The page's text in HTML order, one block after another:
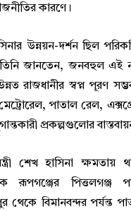
কারণে।
উন্নয়ন-দর্শন ছিল
তিনি জানতেন, জনবহুল এই
রাজধানীর স্বপ্ন পূরণ
পাতাল রেল,
প্রকল্পগুলোর
শেখ হাসিনা ক্ষমতায়
রূপগঞ্জের পিত্তলগঞ্জ
থেকে বিমানবন্দর পর্যন্ত